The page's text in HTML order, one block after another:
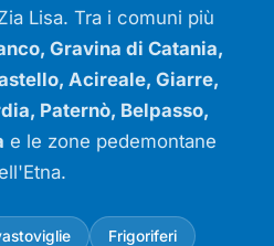
Lisa. Tra i comuni più
Gravina di Catania,
Acireale, Giarre,
Paternò, Belpasso,
e le zone pedemontane
Frigoriferi